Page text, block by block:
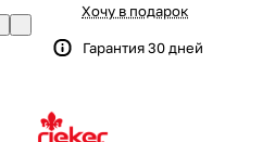
Хочу в подарок
Гарантия 30 дней